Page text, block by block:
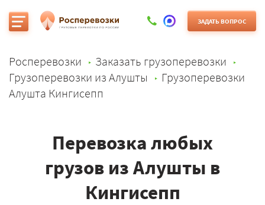
ЗАДАТЬ ВОПРОС
Росперевозки
Заказать грузоперевозки
Грузоперевозки из Алушты
Грузоперевозки
Алушта Кингисепп
Перевозка любых
грузов из Алушты в
Кингисепп